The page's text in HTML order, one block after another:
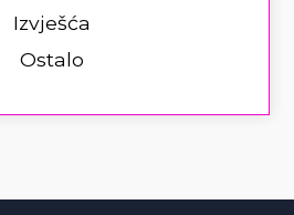
Izvješća
Ostalo